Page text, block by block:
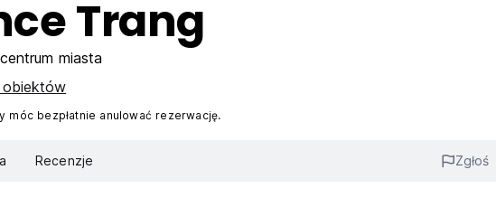
Trang
miasta
bezpłatnie anulować rezerwację.
Recenzje Zgłoś